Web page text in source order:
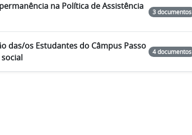
na Política de Assistência
3 documentos
das/os Estudantes do Câmpus Passo
4 documentos